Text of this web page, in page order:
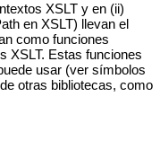
XSLT y en (ii)
en XSLT) llevan el
como funciones
XSLT. Estas funciones
usar (ver símbolos
otras bibliotecas, como